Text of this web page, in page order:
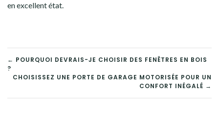
en excellent état.
NAVIGATION
DE
L’ARTICLE
← POURQUOI DEVRAIS-JE CHOISIR DES FENÊTRES EN BOIS
?
CHOISISSEZ UNE PORTE DE GARAGE MOTORISÉE POUR UN
CONFORT INÉGALÉ →